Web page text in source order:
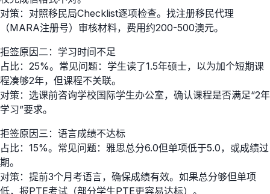
对策：对照移民局Checklist逐项检查。找注册移民代理
（MARA注册号）审核材料，费用约200-500澳元。
拒签原因二：学习时间不足
占比：25%。常见问题：学生读了1.5年硕士，以为加个短期课
程凑够2年，但课程不关联。
对策：选课前咨询学校国际学生办公室，确认课程是否满足“2年
学习”要求。
拒签原因三：语言成绩不达标
占比：15%。常见问题：雅思总分6.0但单项低于5.0，或成绩过
期。
对策：提前3个月考语言，确保成绩有效。如果总分够但单项
低，报PTE考试（部分学生PTE更容易达标）。